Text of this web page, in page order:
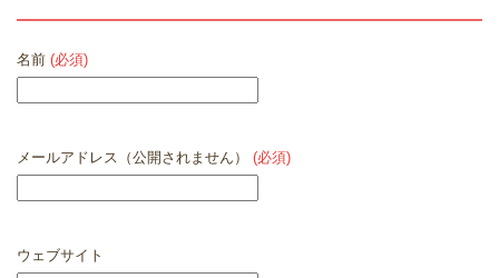
名前 (必須)
メールアドレス（公開されません） (必須)
ウェブサイト